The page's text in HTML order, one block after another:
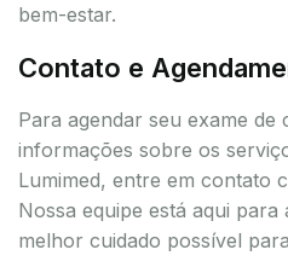
bem-estar.
Contato e
Para agendar seu exame de
informações sobre os
Lumimed, entre em contato
Nossa equipe está aqui
melhor cuidado possível